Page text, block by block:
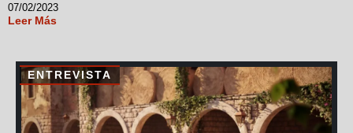
07/02/2023
Leer Más
ENTREVISTA